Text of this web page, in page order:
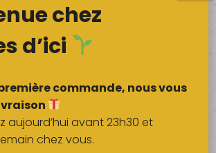
Légumes & œufs
Fruits
Viandes
Boulangerie
Crémerie
Poissons
chez
d’ici
commande, nous vous
aujourd’hui avant 23h30 et
chez vous.